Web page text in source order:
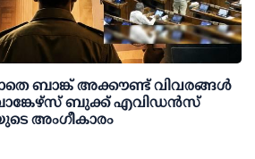
ബാങ്ക് അക്കൗണ്ട് വിവരങ്ങള്‍
ബുക്ക് എവിഡന്‍സ്
അംഗീകാരം